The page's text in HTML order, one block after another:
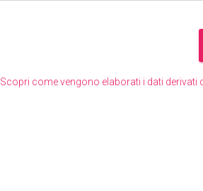
Scopri come vengono elaborati i dati derivati